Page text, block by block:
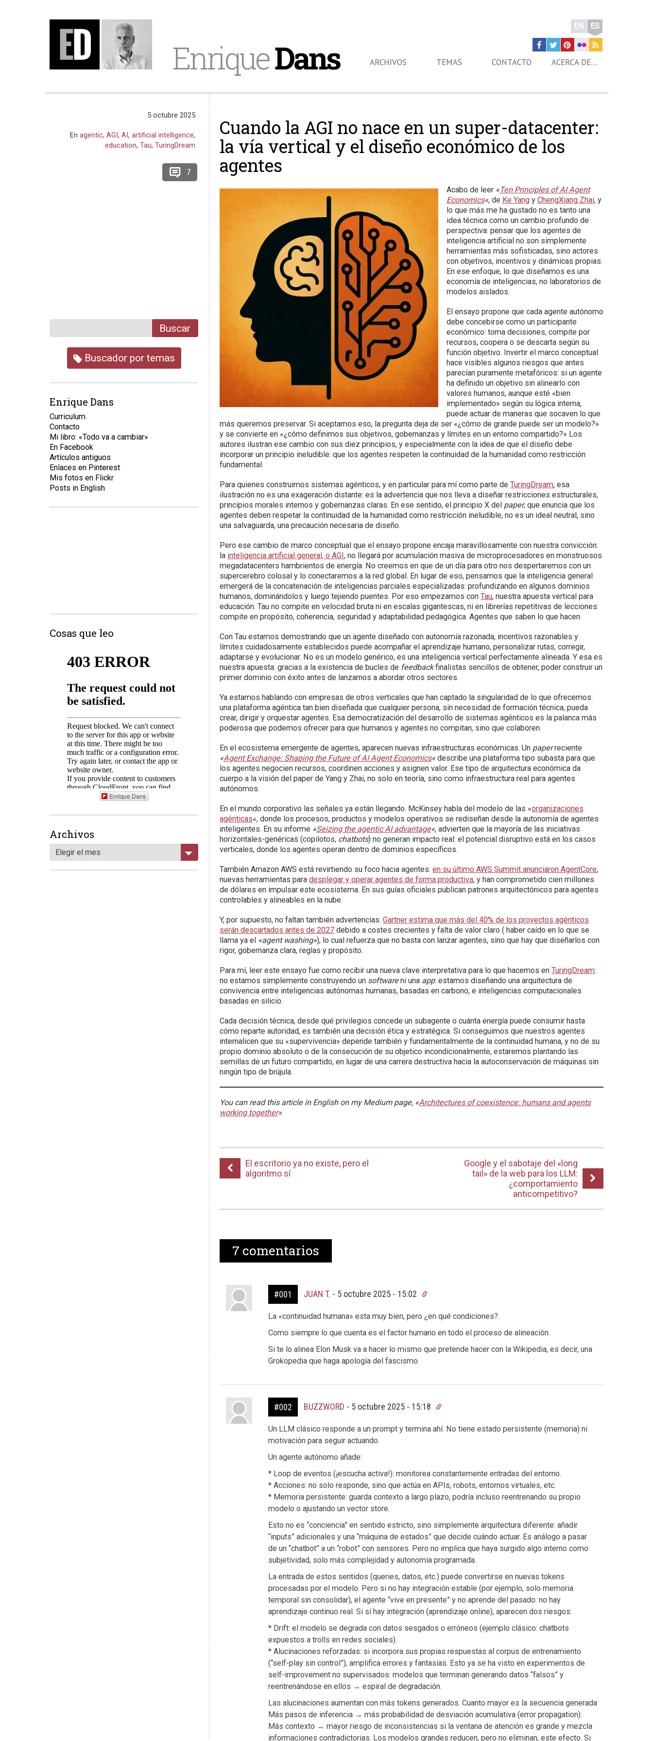
EnriqueDans
EN ES
ARCHIVOS TEMAS CONTACTO ACERCA DE…
Cuando la AGI no nace en un super-datacenter:
la vía vertical y el diseño económico de los
agentes
Acabo de leer «Ten Principles of AI Agent
Economics«, de Ke Yangy ChengXiang Zhai, y
lo que más me ha gustado no es tanto una
idea técnica como un cambio profundo de
perspectiva: pensar que los agentes de
inteligencia artificial no son simplemente
herramientas más sofisticadas, sino actores
con objetivos, incentivos y dinámicas propias.
En ese enfoque, lo que diseñamos es una
economía de inteligencias, no laboratorios de
modelos aislados.
El ensayo propone que cada agente autónomo
debe concebirse como un participante
económico: toma decisiones, compite por
recursos, coopera o se descarta según su
función objetivo. Invertir el marco conceptual
hace visibles algunos riesgos que antes
parecían puramente metafóricos: si un agente
ha definido un objetivo sin alinearlo con
valores humanos, aunque esté «bien
implementado» según su lógica interna,
puede actuar de maneras que socaven lo que
más queremos preservar. Si aceptamos eso, la pregunta deja de ser «¿cómo de grande puede ser un modelo?»
y se convierte en «¿cómo definimos sus objetivos, gobernanzas y límites en un entorno compartido?» Los
autores ilustran ese cambio con sus diez principios, y especialmente con la idea de que el diseño debe
incorporar un principio ineludible: que los agentes respeten la continuidad de la humanidad como restricción
fundamental.
Para quienes construimos sistemas agénticos, y en particular para mí como parte deTuringDream, esa
ilustración no es una exageración distante: es la advertencia que nos lleva a diseñar restricciones estructurales,
principios morales internos y gobernanzas claras. En ese sentido, el principio X del paper, que enuncia que los
agentes deben respetar la continuidad de la humanidad como restricción ineludible, no es un ideal neutral, sino
una salvaguarda, una precaución necesaria de diseño.
Pero ese cambio de marco conceptual que el ensayo propone encaja maravillosamente con nuestra convicción:
la inteligencia artificial general, o AGI, no llegará por acumulación masiva de microprocesadores en monstruosos
megadatacenters hambrientos de energía. No creemos en que de un día para otro nos despertaremos con un
supercerebro colosal y lo conectaremos a la red global. En lugar de eso, pensamos que la inteligencia general
emergerá de la concatenación de inteligencias parciales especializadas: profundizando en algunos dominios
humanos, dominándolos y luego tejiendo puentes. Por eso empezamos conTau, nuestra apuesta vertical para
educación. Tau no compite en velocidad bruta ni en escalas gigantescas, ni en librerías repetitivas de lecciones:
compite en propósito, coherencia, seguridad y adaptabilidad pedagógica. Agentes que saben lo que hacen.
Con Tau estamos demostrando que un agente diseñado con autonomía razonada, incentivos razonables y
límites cuidadosamente establecidos puede acompañar el aprendizaje humano, personalizar rutas, corregir,
adaptarse y evolucionar. No es un modelo genérico, es una inteligencia vertical perfectamente alineada. Y esa es
nuestra apuesta: gracias a la existencia de bucles de feedbackfinalistas sencillos de obtener, poder construir un
primer dominio con éxito antes de lanzarnos a abordar otros sectores.
Ya estamos hablando con empresas de otros verticales que han captado la singularidad de lo que ofrecemos:
una plataforma agéntica tan bien diseñada que cualquier persona, sin necesidad de formación técnica, pueda
crear, dirigir y orquestar agentes. Esa democratización del desarrollo de sistemas agénticos es la palanca más
poderosa que podemos ofrecer para que humanos y agentes no compitan, sino que colaboren.
En el ecosistema emergente de agentes, aparecen nuevas infraestructuras económicas. Un paperreciente
«Agent Exchange: Shaping the Future of AI Agent Economics«describe una plataforma tipo subasta para que
los agentes negocien recursos, coordinen acciones y asignen valor. Ese tipo de arquitectura económica da
cuerpo a la visión del paper de Yang y Zhai, no solo en teoría, sino como infraestructura real para agentes
autónomos.
En el mundo corporativo las señales ya están llegando. McKinsey habla del modelo de las «organizaciones
agénticas«, donde los procesos, productos y modelos operativos se rediseñan desde la autonomía de agentes
inteligentes. En su informe «Seizing the agentic AI advantage«, advierten que la mayoría de las iniciativas
horizontales-genéricas (copilotos, chatbots) no generan impacto real: el potencial disruptivo está en los casos
verticales, donde los agentes operan dentro de dominios específicos.
También Amazon AWS está revirtiendo su foco hacia agentes:en su último AWS Summit anunciaron AgentCore,
nuevas herramientas paradesplegar y operar agentes de forma productiva, y han comprometido cien millones
de dólares en impulsar este ecosistema. En sus guías oficiales publican patrones arquitectónicos para agentes
controlables y alineables en la nube.
Y, por supuesto, no faltan también advertencias.Gartner estima que más del 40% de los proyectos agénticos
serán descartados antes de 2027 debido a costes crecientes y falta de valor claro ( haber caído en lo que se
llama ya el «agent washing»), lo cual refuerza que no basta con lanzar agentes, sino que hay que diseñarlos con
rigor, gobernanza clara, reglas y propósito.
Para mí, leer este ensayo fue como recibir una nueva clave interpretativa para lo que hacemos enTuringDream:
no estamos simplemente construyendo un softwareni una app: estamos diseñando una arquitectura de
convivencia entre inteligencias autónomas humanas, basadas en carbono, e inteligencias computacionales
basadas en silicio.
Cada decisión técnica, desde qué privilegios concede un subagente o cuánta energía puede consumir hasta
cómo reparte autoridad, es también una decisión ética y estratégica. Si conseguimos que nuestros agentes
internalicen que su «supervivencia» depende también y fundamentalmente de la continuidad humana, y no de su
propio dominio absoluto o de la consecución de su objetico incondicionalmente, estaremos plantando las
semillas de un futuro compartido, en lugar de una carrera destructiva hacia la autoconservación de máquinas sin
ningún tipo de brújula.
You can read this article in English on my Medium page, «Architectures of coexistence: humans and agents
working together»
El escritorio ya no existe, pero el
algoritmo sí
Google y el sabotaje del «long
tail» de la web para los LLM:
¿comportamiento
anticompetitivo?
7 comentarios
#001 JUAN T. - 5 octubre 2025 - 15:02
La «continuidad humana» esta muy bien, pero ¿en qué condiciones?.
Como siempre lo que cuenta es el factor humano en todo el proceso de alineación.
Si te lo alinea Elon Musk va a hacer lo mismo que pretende hacer con la Wikipedia, es decir, una
Grokopedia que haga apología del fascismo.
#002 BUZZWORD - 5 octubre 2025 - 15:18
Un LLM clásico responde a un prompt y termina ahí. No tiene estado persistente (memoria) ni
motivación para seguir actuando.
Un agente autónomo añade:
* Loop de eventos (¡escucha activa!): monitorea constantemente entradas del entorno.
* Acciones: no solo responde, sino que actúa en APIs, robots, entornos virtuales, etc.
* Memoria persistente: guarda contexto a largo plazo, podría incluso reentrenando su propio
modelo o ajustando un vector store.
Esto no es “conciencia” en sentido estricto, sino simplemente arquitectura diferente: añadir
“inputs” adicionales y una “máquina de estados” que decide cuándo actuar. Es análogo a pasar
de un “chatbot” a un “robot” con sensores. Pero no implica que haya surgido algo interno como
subjetividad, solo más complejidad y autonomía programada.
La entrada de estos sentidos (queries, datos, etc.) puede convertirse en nuevas tokens
procesadas por el modelo. Pero si no hay integración estable (por ejemplo, solo memoria
temporal sin consolidar), el agente “vive en presente” y no aprende del pasado: no hay
aprendizaje continuo real. Si sí hay integración (aprendizaje online), aparecen dos riesgos:
* Drift: el modelo se degrada con datos sesgados o erróneos (ejemplo clásico: chatbots
expuestos a trolls en redes sociales).
* Alucinaciones reforzadas: si incorpora sus propias respuestas al corpus de entrenamiento
(“self-play sin control”), amplifica errores y fantasías. Esto ya se ha visto en experimentos de
self-improvement no supervisados: modelos que terminan generando datos “falsos” y
reentrenándose en ellos → espiral de degradación.
Las alucinaciones aumentan con más tokens generados. Cuanto mayor es la secuencia generada
Más pasos de inferencia → más probabilidad de desviación acumulativa (error propagation).
Más contexto → mayor riesgo de inconsistencias si la ventana de atención es grande y mezcla
informaciones contradictorias. Los modelos grandes reducen, pero no eliminan, este efecto. Si
5 octubre 2025
Enagentic,AGI,AI,artificial intelligence,
education,Tau,TuringDream
7
Buscar
Buscador por temas
Enrique Dans
Curriculum
Contacto
Mi libro: «Todo va a cambiar»
En Facebook
Artículos antiguos
Enlaces en Pinterest
Mis fotos en Flickr
Posts in English
Cosas que leo
Enrique Dans
Archivos
Elegir el mes